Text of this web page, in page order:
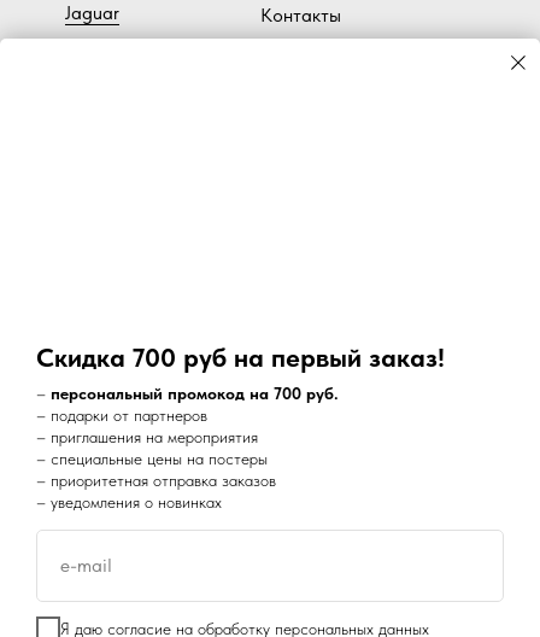
Скидка 700 руб на первый заказ!
– персональный промокод на 700 руб.
– подарки от партнеров
– приглашения на мероприятия
– специальные цены на постеры
– приоритетная отправка заказов
– уведомления о новинках
e-mail
Я даю согласие на обработку персональных данных
Disclaimer
Наш супер канал в Telegram:
Jaguar
Volvo
Контакты